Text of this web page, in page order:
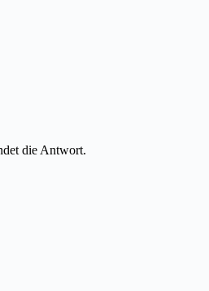
die Antwort.